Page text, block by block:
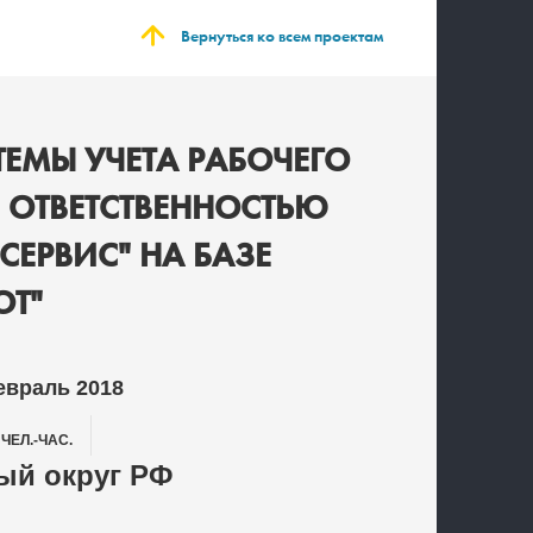
Вернуться ко всем проектам
УЧЕТА РАБОЧЕГО
НА БАЗЕ
2018
ЧЕЛ.-ЧАС.
округ РФ